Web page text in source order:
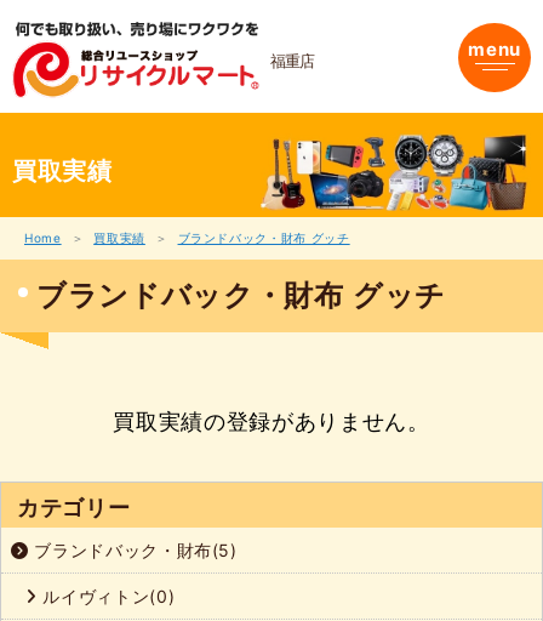
ス
福重店 menu
買取実績
Home 買取実績 ブランドバック・財布 グッチ
ブランドバック・財布 グッチ
買取実績の登録がありません。
カテゴリー
ブランドバック・財布(5)
ルイヴィトン(0)